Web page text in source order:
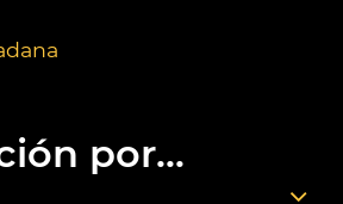
por...